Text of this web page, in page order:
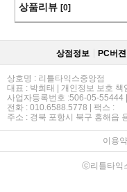
상품리뷰 [0]
상점정보 PC버젼
상호명 : 리틀타익스중앙점
대표 : 박희태 | 개인정보 보호 책
사업자등록번호 :506-05-55444
전화 : 010.6588.5778 | 팩스 :
주소 : 경북 포항시 북구 흥해읍
이용
ⓒ리틀타익